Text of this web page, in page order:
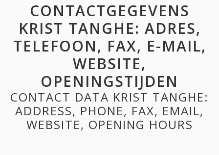
CONTACTGEGEVENS
KRIST TANGHE: ADRES,
TELEFOON, FAX, E-MAIL,
WEBSITE,
OPENINGSTIJDEN
CONTACT DATA KRIST TANGHE:
ADDRESS, PHONE, FAX, EMAIL,
WEBSITE, OPENING HOURS